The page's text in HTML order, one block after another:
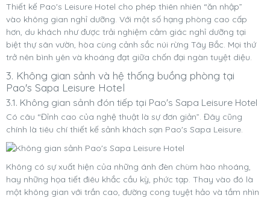
Thiết kế Pao's Leisure Hotel cho phép thiên nhiên “ăn nhập”
vào không gian nghỉ dưỡng. Với một số hạng phòng cao cấp
hơn, du khách như được trải nghiệm cảm giác nghỉ dưỡng tại
biệt thự sân vườn, hòa cùng cảnh sắc núi rừng Tây Bắc. Mọi thứ
trở nên bình yên và khoáng đạt giữa chốn đại ngàn tuyệt diệu.
3. Không gian sảnh và hệ thống buồng phòng tại
Pao's Sapa Leisure Hotel
3.1. Không gian sảnh đón tiếp tại Pao's Sapa Leisure Hotel
Có câu “Đỉnh cao của nghệ thuật là sự đơn giản”. Đây cũng
chính là tiêu chí thiết kế sảnh khách sạn Pao's Sapa Leisure.
Không có sự xuất hiện của những ánh đèn chùm hào nhoáng,
hay những họa tiết điêu khắc cầu kỳ, phức tạp. Thay vào đó là
một không gian với trần cao, đường cong tuyệt hảo và tầm nhìn